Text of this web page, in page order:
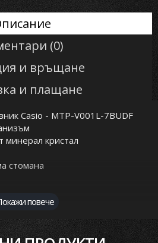
(0)
и връщане
и плащане
Casio - MTP-V001L-7BUDF
минерал кристал
стомана
обилно мокрене
повече